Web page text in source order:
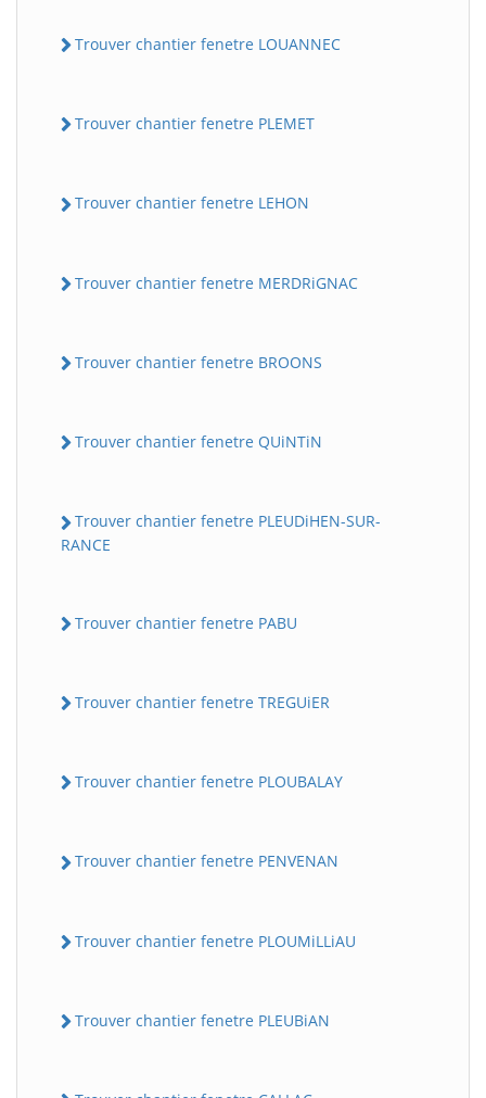
Trouver chantier fenetre LOUANNEC
Trouver chantier fenetre PLEMET
Trouver chantier fenetre LEHON
Trouver chantier fenetre MERDRiGNAC
Trouver chantier fenetre BROONS
Trouver chantier fenetre QUiNTiN
Trouver chantier fenetre PLEUDiHEN-SUR-
RANCE
Trouver chantier fenetre PABU
Trouver chantier fenetre TREGUiER
Trouver chantier fenetre PLOUBALAY
Trouver chantier fenetre PENVENAN
Trouver chantier fenetre PLOUMiLLiAU
Trouver chantier fenetre PLEUBiAN